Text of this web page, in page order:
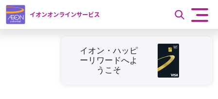
イオンオンラインサービス
イオン・ハッピ
ーリワードへよ
うこそ